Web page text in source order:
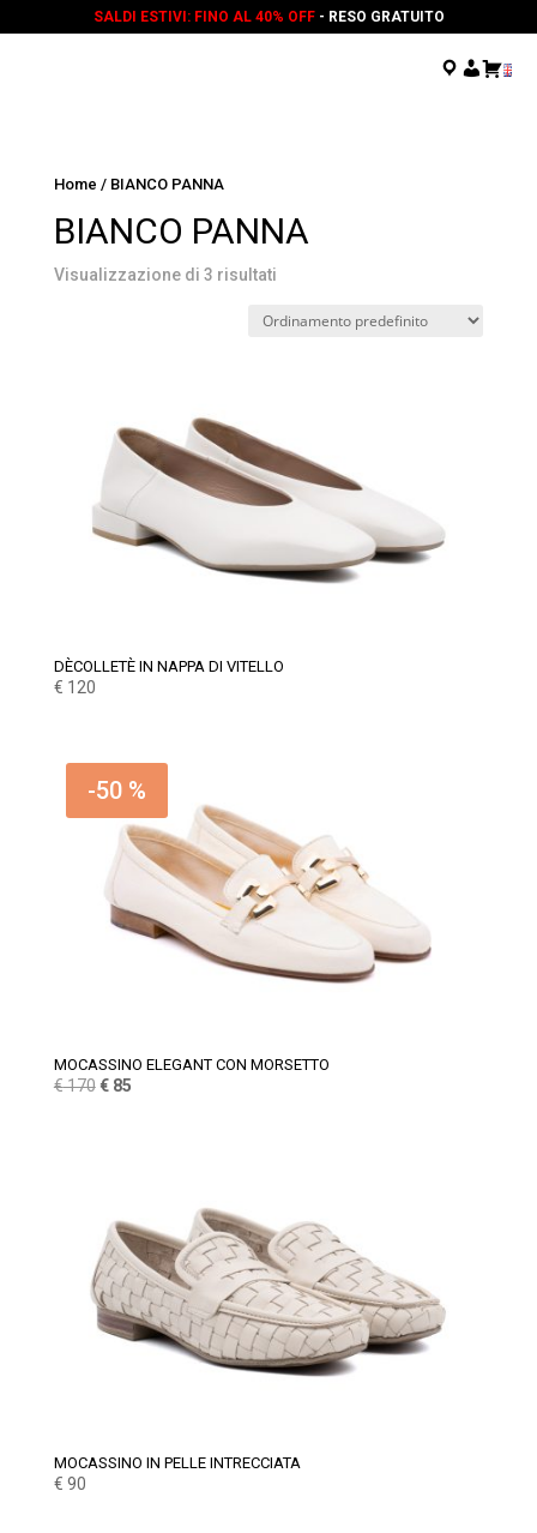
SALDI ESTIVI: FINO AL 40% OFF- RESO GRATUITO
. . .
Home / BIANCO PANNA
BIANCO PANNA
Visualizzazione di 3 risultati
DÈCOLLETÈ IN NAPPA DI VITELLO
€ 120
-50 %
MOCASSINO ELEGANT CON MORSETTO
€170 Il
€85Il
MOCASSINO IN PELLE INTRECCIATA
€ 90